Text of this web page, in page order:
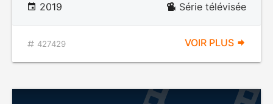
2019 Série télévisée
427429 VOIR PLUS